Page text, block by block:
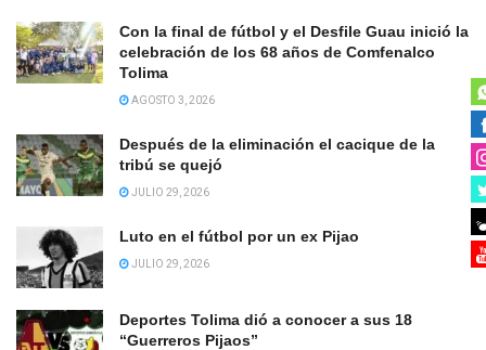
Con la final de fútbol y el Desfile Guau inició la
celebración de los 68 años de Comfenalco
Tolima
AGOSTO 3, 2026
Después de la eliminación el cacique de la
tribú se quejó
JULIO 29, 2026
Luto en el fútbol por un ex Pijao
JULIO 29, 2026
Deportes Tolima dió a conocer a sus 18
“Guerreros Pijaos”